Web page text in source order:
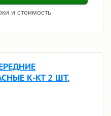
и стоимость
К-КТ 2 ШТ.